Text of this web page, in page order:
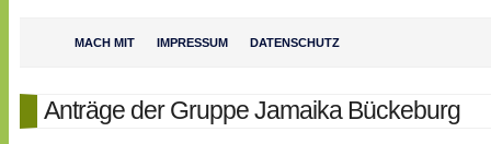
MACH MIT IMPRESSUM DATENSCHUTZ
Anträge der Gruppe Jamaika Bückeburg